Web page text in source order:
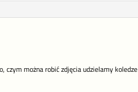
czym można robić zdjęcia udzielamy koledze